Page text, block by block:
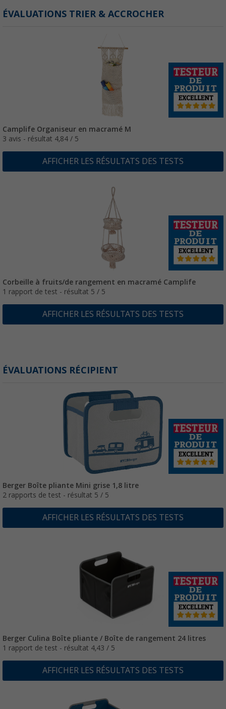
ÉVALUATIONS TRIER & ACCROCHER
Camplife Organiseur en macramé M
3 avis - résultat 4,84 / 5
AFFICHER LES RÉSULTATS DES TESTS
Corbeille à fruits/de rangement en macramé Camplife
1 rapport de test - résultat 5 / 5
AFFICHER LES RÉSULTATS DES TESTS
ÉVALUATIONS RÉCIPIENT
Berger Boîte pliante Mini grise 1,8 litre
2 rapports de test - résultat 5 / 5
AFFICHER LES RÉSULTATS DES TESTS
Berger Culina Boîte pliante / Boîte de rangement 24 litres
1 rapport de test - résultat 4,43 / 5
AFFICHER LES RÉSULTATS DES TESTS